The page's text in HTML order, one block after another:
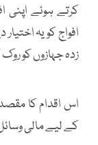
کرتے ہوئے اپنی
افواج کو یہ
زدہ جہازوں کو
اس اقدام کا
کے لیے مالی